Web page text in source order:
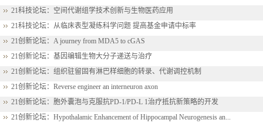
21科技论坛：空间代谢组学技术创新与生物医药应用
21科技论坛：从临床表型凝练科学问题 提高基金申请中标率
21创新论坛：A journey from MDA5 to cGAS
21创新论坛：基因编辑生物大分子递送与治疗
21创新论坛：组织驻留固有淋巴样细胞的转录、代谢调控机制
21创新论坛：Reverse engineer an interneuron axon
21创新论坛：胞外囊泡与克服抗PD-1/PD-L 1治疗抵抗新策略的开发
21创新论坛：Hypothalamic Enhancement of Hippocampal Neurogenesis an...